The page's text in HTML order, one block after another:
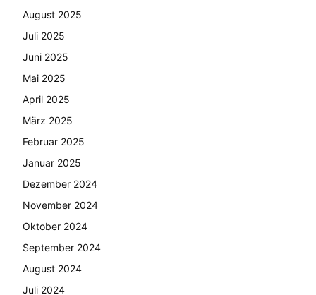
August 2025
Juli 2025
Juni 2025
Mai 2025
April 2025
März 2025
Februar 2025
Januar 2025
Dezember 2024
November 2024
Oktober 2024
September 2024
August 2024
Juli 2024